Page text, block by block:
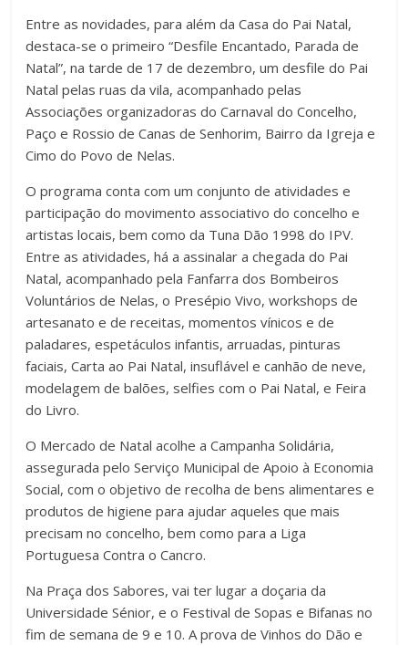
Entre as novidades, para além da Casa do Pai Natal,
destaca-se o primeiro “Desfile Encantado, Parada de
Natal”, na tarde de 17 de dezembro, um desfile do Pai
Natal pelas ruas da vila, acompanhado pelas
Associações organizadoras do Carnaval do Concelho,
Paço e Rossio de Canas de Senhorim, Bairro da Igreja e
Cimo do Povo de Nelas.
O programa conta com um conjunto de atividades e
participação do movimento associativo do concelho e
artistas locais, bem como da Tuna Dão 1998 do IPV.
Entre as atividades, há a assinalar a chegada do Pai
Natal, acompanhado pela Fanfarra dos Bombeiros
Voluntários de Nelas, o Presépio Vivo, workshops de
artesanato e de receitas, momentos vínicos e de
paladares, espetáculos infantis, arruadas, pinturas
faciais, Carta ao Pai Natal, insuflável e canhão de neve,
modelagem de balões, selfies com o Pai Natal, e Feira
do Livro.
O Mercado de Natal acolhe a Campanha Solidária,
assegurada pelo Serviço Municipal de Apoio à Economia
Social, com o objetivo de recolha de bens alimentares e
produtos de higiene para ajudar aqueles que mais
precisam no concelho, bem como para a Liga
Portuguesa Contra o Cancro.
Na Praça dos Sabores, vai ter lugar a doçaria da
Universidade Sénior, e o Festival de Sopas e Bifanas no
fim de semana de 9 e 10. A prova de Vinhos do Dão e